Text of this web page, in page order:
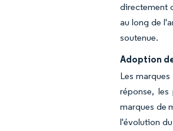
directement
au long de
soutenue.
Adoption
Les
réponse,
marques de
l'évolution